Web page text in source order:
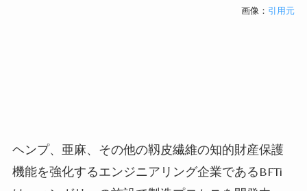
画像： 引用元
ヘンプ、亜麻、その他の靱皮繊維の知的財産保護
機能を強化するエンジニアリング企業であるBFTi